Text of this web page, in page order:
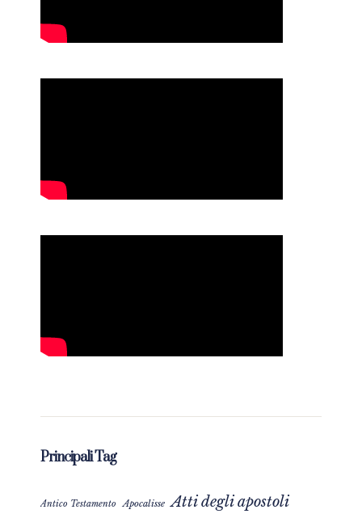
Principali Tag
Antico Testamento Apocalisse Atti degli apostoli